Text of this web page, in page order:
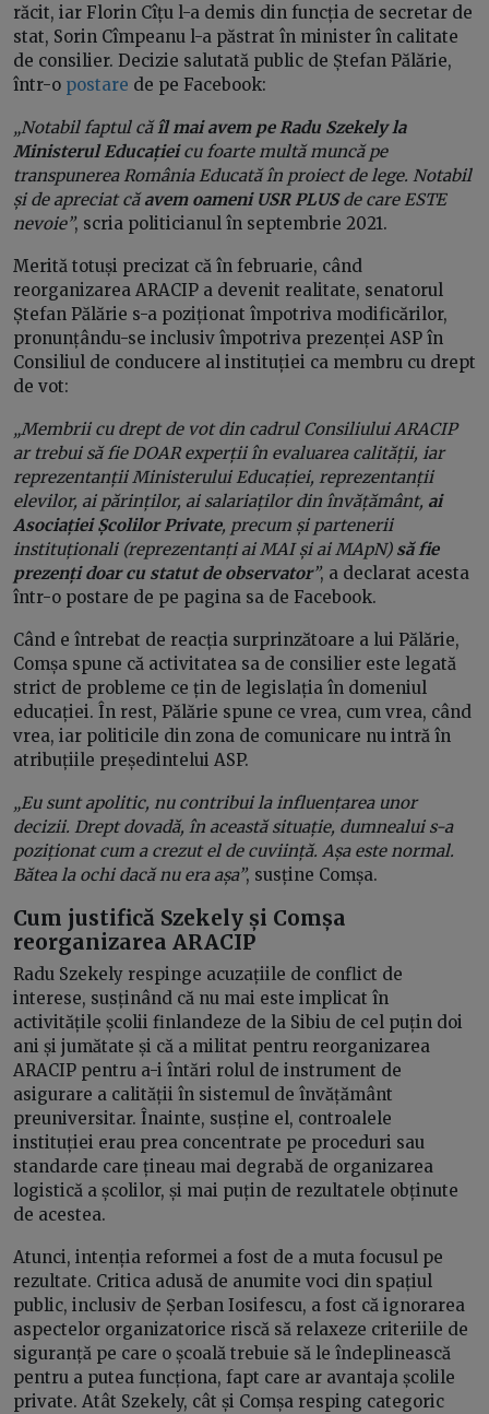
răcit, iar Florin Cîțu l-a demis din funcția de secretar de
stat, Sorin Cîmpeanu l-a păstrat în minister în calitate
de consilier. Decizie salutată public de Ștefan Pălărie,
într-o postare de pe Facebook:
„Notabil faptul că îl mai avem pe Radu Szekely la
Ministerul Educațieicu foarte multă muncă pe
transpunerea România Educată în proiect de lege. Notabil
și de apreciat căavem oameni USR PLUSde care ESTE
nevoie”, scria politicianul în septembrie 2021.
Merită totuși precizat că în februarie, când
reorganizarea ARACIP a devenit realitate, senatorul
Ștefan Pălărie s-a poziționat împotriva modificărilor,
pronunțându-se inclusiv împotriva prezenței ASP în
Consiliul de conducere al instituției ca membru cu drept
de vot:
„Membrii cu drept de vot din cadrul Consiliului ARACIP
ar trebui să fie DOAR experții în evaluarea calității, iar
reprezentanții Ministerului Educației, reprezentanții
elevilor, ai părinților, ai salariaților din învățământ, ai
Asociației Școlilor Private, precum și partenerii
instituționali (reprezentanți ai MAI și ai MApN) să fie
prezenți doar cu statut de observator”, a declarat acesta
într-o postare de pe pagina sa de Facebook.
Când e întrebat de reacția surprinzătoare a lui Pălărie,
Comșa spune că activitatea sa de consilier este legată
strict de probleme ce țin de legislația în domeniul
educației. În rest, Pălărie spune ce vrea, cum vrea, când
vrea, iar politicile din zona de comunicare nu intră în
atribuțiile președintelui ASP.
„Eu sunt apolitic, nu contribui la influențarea unor
decizii. Drept dovadă, în această situație, dumnealui s-a
poziționat cum a crezut el de cuviință. Așa este normal.
Bătea la ochi dacă nu era așa”, susține Comșa.
Cum justifică Szekely și Comșa
reorganizarea ARACIP
Radu Szekely respinge acuzațiile de conflict de
interese, susținând că nu mai este implicat în
activitățile școlii finlandeze de la Sibiu de cel puțin doi
ani și jumătate și că a militat pentru reorganizarea
ARACIP pentru a-i întări rolul de instrument de
asigurare a calității în sistemul de învățământ
preuniversitar. Înainte, susține el, controalele
instituției erau prea concentrate pe proceduri sau
standarde care țineau mai degrabă de organizarea
logistică a școlilor, și mai puțin de rezultatele obținute
de acestea.
Atunci, intenția reformei a fost de a muta focusul pe
rezultate. Critica adusă de anumite voci din spațiul
public, inclusiv de Șerban Iosifescu, a fost că ignorarea
aspectelor organizatorice riscă să relaxeze criteriile de
siguranță pe care o școală trebuie să le îndeplinească
pentru a putea funcționa, fapt care ar avantaja școlile
private. Atât Szekely, cât și Comșa resping categoric